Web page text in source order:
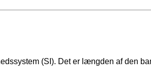
(SI). Det er længden af den